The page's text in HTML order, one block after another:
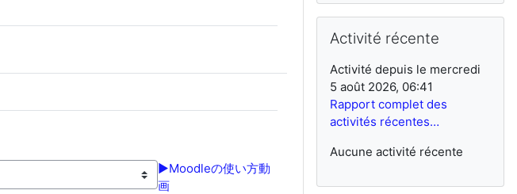
▶︎Moodleの使い方動
画
Activité récente
Activité depuis le mercredi
5 août 2026, 06:41
Rapport complet des
activités récentes…
Aucune activité récente